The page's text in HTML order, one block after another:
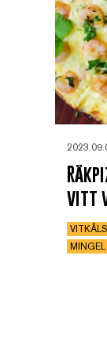
vitt
MINGEL